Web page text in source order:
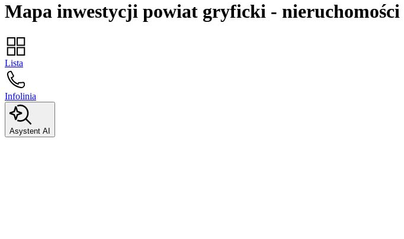
Mapa inwestycji powiat gryficki - nieruchomości
Lista
Infolinia
Asystent AI